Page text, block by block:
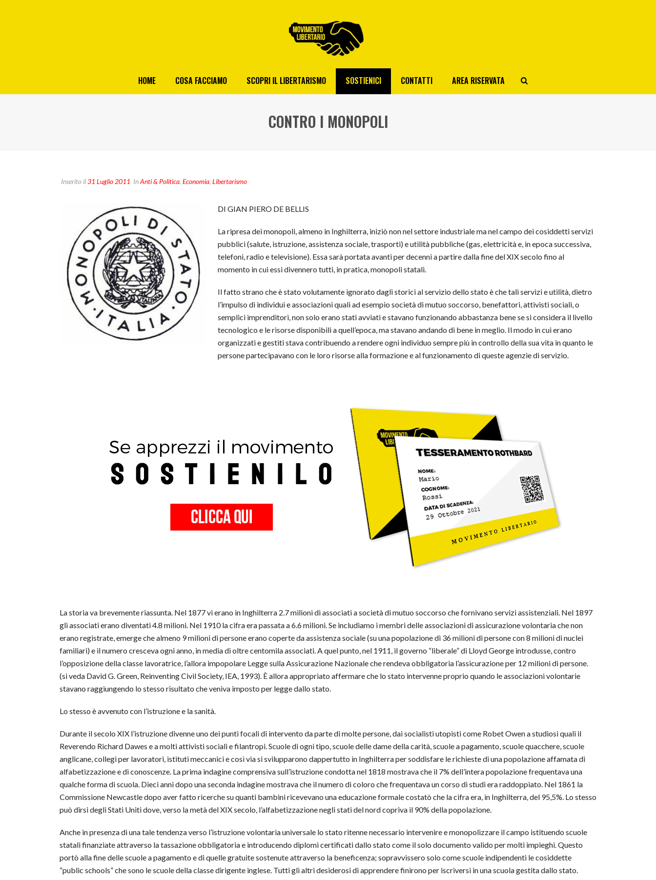
HOME COSA FACCIAMO SCOPRI IL LIBERTARISMO SOSTIENICI CONTATTI AREA RISERVATA
CONTRO I MONOPOLI
Inserito il31 Luglio 2011 InAnti & Politica, Economia, Libertarismo
DI GIAN PIERO DE BELLIS
La ripresa dei monopoli, almeno in Inghilterra, iniziò non nel settore industriale ma nel campo dei cosiddetti servizi
pubblici (salute, istruzione, assistenza sociale, trasporti) e utilità pubbliche (gas, elettricità e, in epoca successiva,
telefoni, radio e televisione). Essa sarà portata avanti per decenni a partire dalla fine del XIX secolo fino al
momento in cui essi divennero tutti, in pratica, monopoli statali.
Il fatto strano che è stato volutamente ignorato dagli storici al servizio dello stato è che tali servizi e utilità, dietro
l’impulso di individui e associazioni quali ad esempio società di mutuo soccorso, benefattori, attivisti sociali, o
semplici imprenditori, non solo erano stati avviati e stavano funzionando abbastanza bene se si considera il livello
tecnologico e le risorse disponibili a quell’epoca, ma stavano andando di bene in meglio. Il modo in cui erano
organizzati e gestiti stava contribuendo a rendere ogni individuo sempre più in controllo della sua vita in quanto le
persone partecipavano con le loro risorse alla formazione e al funzionamento di queste agenzie di servizio.
La storia va brevemente riassunta. Nel 1877 vi erano in Inghilterra 2.7 milioni di associati a società di mutuo soccorso che fornivano servizi assistenziali. Nel 1897
gli associati erano diventati 4.8 milioni. Nel 1910 la cifra era passata a 6.6 milioni. Se includiamo i membri delle associazioni di assicurazione volontaria che non
erano registrate, emerge che almeno 9 milioni di persone erano coperte da assistenza sociale (su una popolazione di 36 milioni di persone con 8 milioni di nuclei
familiari) e il numero cresceva ogni anno, in media di oltre centomila associati. A quel punto, nel 1911, il governo “liberale” di Lloyd George introdusse, contro
l’opposizione della classe lavoratrice, l’allora impopolare Legge sulla Assicurazione Nazionale che rendeva obbligatoria l’assicurazione per 12 milioni di persone.
(si veda David G. Green, Reinventing Civil Society, IEA, 1993). È allora appropriato affermare che lo stato intervenne proprio quando le associazioni volontarie
stavano raggiungendo lo stesso risultato che veniva imposto per legge dallo stato.
Lo stesso è avvenuto con l’istruzione e la sanità.
Durante il secolo XIX l’istruzione divenne uno dei punti focali di intervento da parte di molte persone, dai socialisti utopisti come Robet Owen a studiosi quali il
Reverendo Richard Dawes e a molti attivisti sociali e filantropi. Scuole di ogni tipo, scuole delle dame della carità, scuole a pagamento, scuole quacchere, scuole
anglicane, collegi per lavoratori, istituti meccanici e così via si svilupparono dappertutto in Inghilterra per soddisfare le richieste di una popolazione affamata di
alfabetizzazione e di conoscenze. La prima indagine comprensiva sull’istruzione condotta nel 1818 mostrava che il 7% dell’intera popolazione frequentava una
qualche forma di scuola. Dieci anni dopo una seconda indagine mostrava che il numero di coloro che frequentava un corso di studi era raddoppiato. Nel 1861 la
Commissione Newcastle dopo aver fatto ricerche su quanti bambini ricevevano una educazione formale costatò che la cifra era, in Inghilterra, del 95,5%. Lo stesso
può dirsi degli Stati Uniti dove, verso la metà del XIX secolo, l’alfabetizzazione negli stati del nord copriva il 90% della popolazione.
Anche in presenza di una tale tendenza verso l’istruzione volontaria universale lo stato ritenne necessario intervenire e monopolizzare il campo istituendo scuole
statali finanziate attraverso la tassazione obbligatoria e introducendo diplomi certificati dallo stato come il solo documento valido per molti impieghi. Questo
portò alla fine delle scuole a pagamento e di quelle gratuite sostenute attraverso la beneficenza; sopravvissero solo come scuole indipendenti le cosiddette
“public schools” che sono le scuole della classe dirigente inglese. Tutti gli altri desiderosi di apprendere finirono per iscriversi in una scuola gestita dallo stato.